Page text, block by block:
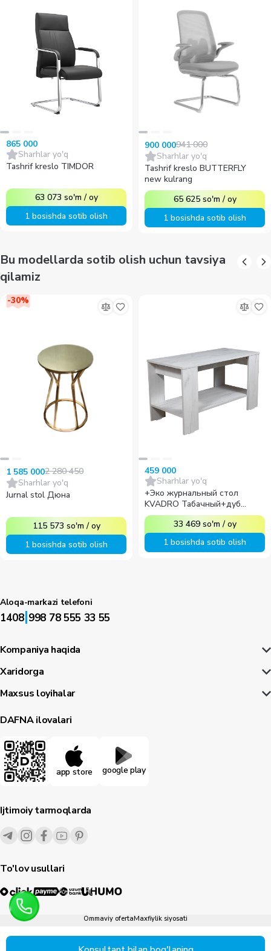
865 000
Sharhlar yo'q
Tashrif kreslo TIMDOR
63 073 so'm /oy
1 bosishda sotib olish
900 000941 000
Sharhlar yo'q
Tashrif kreslo BUTTERFLY
new kulrang
65 625 so'm /oy
1 bosishda sotib olish
Bu modellarda sotib olish uchun tavsiya
qilamiz
-30%
1 585 0002 280 450
Sharhlar yo'q
Jurnal stol Дюна
115 573 so'm /oy
1 bosishda sotib olish
459 000
Sharhlar yo'q
+Эко журнальный стол
KVADRO Табачный+дуб
серый
33 469 so'm /oy
1 bosishda sotib olish
Aloqa-markazi telefoni
1408|998 78 555 33 55
Kompaniya haqida
Xaridorga
Maxsus loyihalar
DAFNA ilovalari
app store google play
Ijtimoiy tarmoqlarda
To'lov usullari
Ommaviy ofertaMaxfiylik siyosati